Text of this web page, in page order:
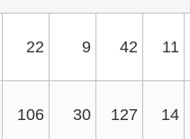
22 9 42 11
106 30 127 14